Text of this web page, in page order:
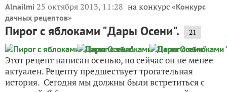
Alnailmi 25 октября 2013, 11:28 на конкурс «Конкурс
дачных рецептов»
Пирог с яблоками "Дары Осени". 21
Этот рецепт написан осенью, но сейчас он не менее
актуален. Рецепту предшествует трогательная
история. Сегодня мы должны были встретиться с